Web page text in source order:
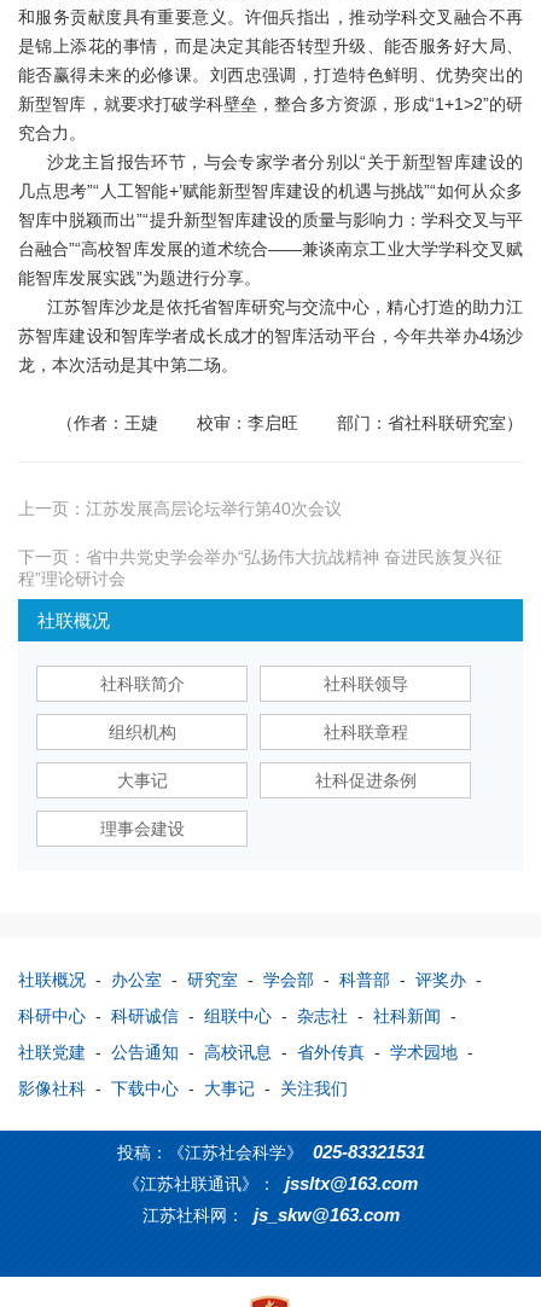
和服务贡献度具有重要意义。许佃兵指出，推动学科交叉融合不再
是锦上添花的事情，而是决定其能否转型升级、能否服务好大局、
能否赢得未来的必修课。刘西忠强调，打造特色鲜明、优势突出的
新型智库，就要求打破学科壁垒，整合多方资源，形成“1+1>2”的研
究合力。
沙龙主旨报告环节，与会专家学者分别以“关于新型智库建设的
几点思考”“人工智能+’赋能新型智库建设的机遇与挑战”“如何从众多
智库中脱颖而出”“提升新型智库建设的质量与影响力：学科交叉与平
台融合”“高校智库发展的道术统合——兼谈南京工业大学学科交叉赋
能智库发展实践”为题进行分享。
江苏智库沙龙是依托省智库研究与交流中心，精心打造的助力江
苏智库建设和智库学者成长成才的智库活动平台，今年共举办4场沙
龙，本次活动是其中第二场。
（作者：王婕 校审：李启旺 部门：省社科联研究室）
上一页： 江苏发展高层论坛举行第40次会议
下一页： 省中共党史学会举办“弘扬伟大抗战精神 奋进民族复兴征
程”理论研讨会
社联概况
社科联简介 社科联领导
组织机构 社科联章程
大事记 社科促进条例
理事会建设
社联概况 - 办公室 - 研究室 - 学会部 - 科普部 - 评奖办 -
科研中心 - 科研诚信 - 组联中心 - 杂志社 - 社科新闻 -
社联党建 - 公告通知 - 高校讯息 - 省外传真 - 学术园地 -
影像社科 - 下载中心 - 大事记 - 关注我们
投稿：《江苏社会科学》 025-83321531
《江苏社联通讯》： jssltx@163.com
江苏社科网： js_skw@163.com